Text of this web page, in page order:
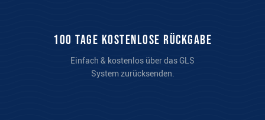
100 Tage kostenlose Rückgabe
Einfach & kostenlos über das GLS
System zurücksenden.